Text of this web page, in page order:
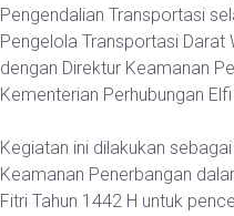
Pengendalian Transportasi
Pengelola Transportasi
dengan Direktur Keamanan
Kementerian Perhubungan
Kegiatan ini dilakukan
Keamanan Penerbangan
Fitri Tahun 1442 H untuk